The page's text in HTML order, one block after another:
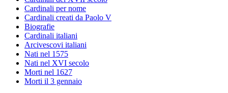
Cardinali per nome
Cardinali creati da Paolo V
Biografie
Cardinali italiani
Arcivescovi italiani
Nati nel 1575
Nati nel XVI secolo
Morti nel 1627
Morti il 3 gennaio